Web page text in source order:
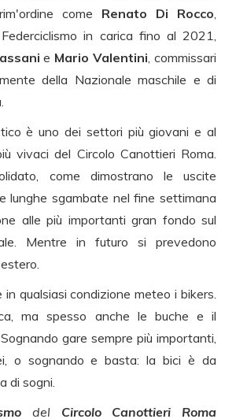
come Renato Di Rocco
in carica fino al 2021,
e Mario Valentini , commissari
della Nazionale maschile e di
è uno dei settori più giovani e al
vivaci del Circolo Canottieri Roma.
come dimostrano le uscite
lunghe sgambate nel fine settimana
alle più importanti gran fondo sul
Mentre in futuro si prevedono
qualsiasi condizione meteo i bikers.
ma spesso anche le buche e il
gare sempre più importanti,
o sognando e basta: la bici è da
di sogni.
del Circolo Canottieri Roma